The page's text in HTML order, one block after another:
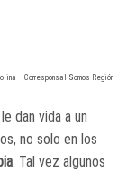
– Corresponsal Somos Región
dan vida a un
no solo en los
. Tal vez algunos